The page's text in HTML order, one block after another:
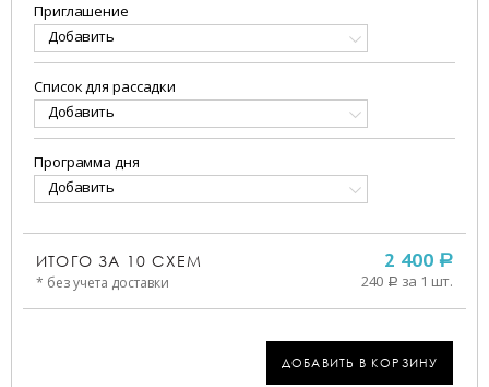
Приглашение
Добавить
Список для рассадки
Добавить
Программа дня
Добавить
ИТОГО ЗА 10 СХЕМ
* без учета доставки
2 400 a
240 a за 1 шт.
ДОБАВИТЬ В КОРЗИНУ